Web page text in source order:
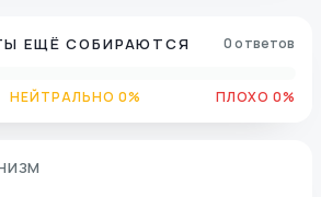
ЕЩЁ СОБИРАЮТСЯ 0 ответов
НЕЙТРАЛЬНО 0% ПЛОХО 0%